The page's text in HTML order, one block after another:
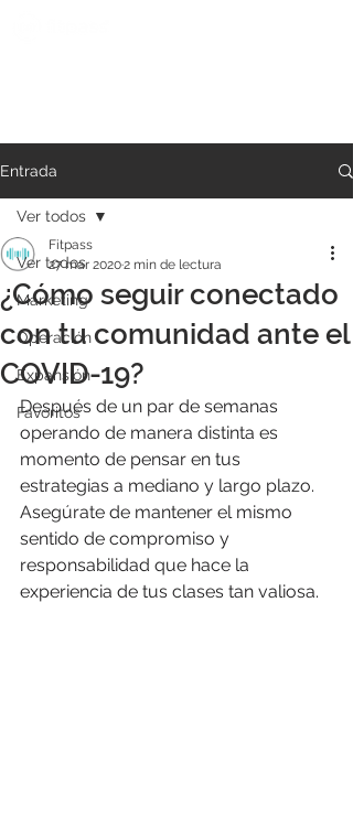
Entrada
Ver todos
Marketing
Operación
Expansión
Favoritos
Ver todos
¿Cómo seguir conectado
con tu comunidad ante el
COVID-19?
Fitpass
27 mar 20202 min de lectura
Después de un par de semanas
operando de manera distinta es
momento de pensar en tus
estrategias a mediano y largo plazo.
Asegúrate de mantener el mismo
sentido de compromiso y
responsabilidad que hace la
experiencia de tus clases tan valiosa.